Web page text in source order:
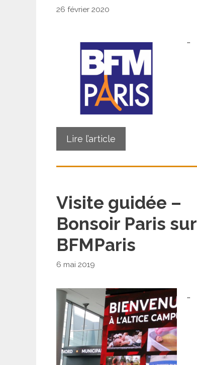
26 février 2020
…
Lire l’article
Visite guidée –
Bonsoir Paris sur
BFMParis
6 mai 2019
…